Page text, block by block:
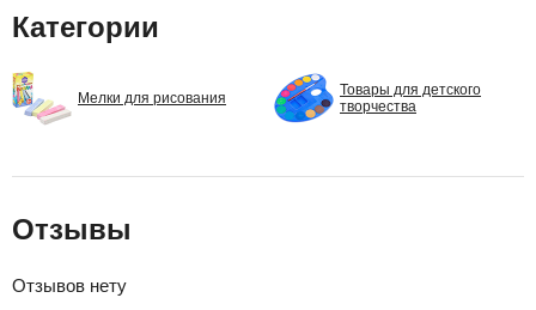
Категории
Мелки для рисования
Товары для детского
творчества
Отзывы
Отзывов нету